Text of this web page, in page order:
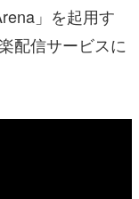
」を起用す
配信サービスに